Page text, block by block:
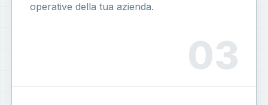
operative della tua azienda.